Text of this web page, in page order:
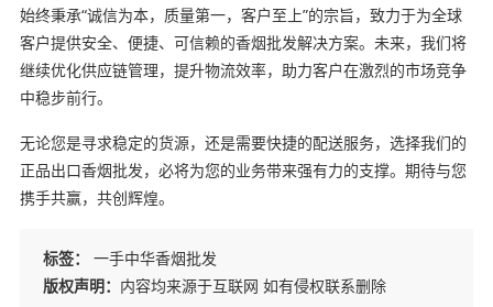
始终秉承“诚信为本，质量第一，客户至上”的宗旨，致力于为全球
客户提供安全、便捷、可信赖的香烟批发解决方案。未来，我们将
继续优化供应链管理，提升物流效率，助力客户在激烈的市场竞争
中稳步前行。
无论您是寻求稳定的货源，还是需要快捷的配送服务，选择我们的
正品出口香烟批发，必将为您的业务带来强有力的支撑。期待与您
携手共赢，共创辉煌。
标签：
一手中华香烟批发
版权声明： 内容均来源于互联网 如有侵权联系删除